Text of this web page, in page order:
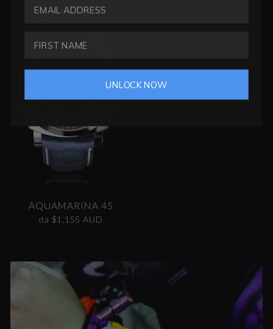
AQUAMARINA 45
da $1,155 AUD
UNLOCK NOW